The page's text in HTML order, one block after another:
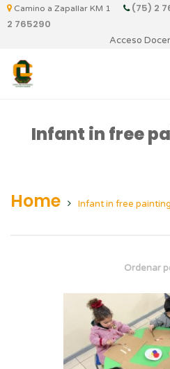
Camino a Zapallar KM 1 (75) 2
2 765290
Acceso
Infant in free
Home Infant in free
Ordenar